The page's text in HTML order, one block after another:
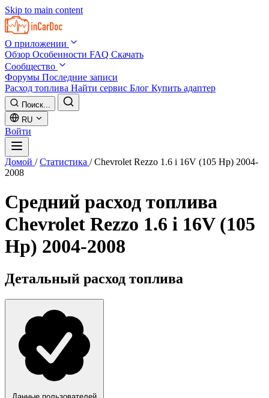
Skip to main content
О приложении
Обзор Особенности FAQ Скачать
Сообщество
Форумы Последние записи
Расход топлива Найти сервис Блог Купить адаптер
Поиск...
RU
Войти
Домой / Статистика / Chevrolet Rezzo 1.6 i 16V (105 Hp) 2004-
2008
Средний расход топлива
Chevrolet Rezzo 1.6 i 16V (105
Hp) 2004-2008
Детальный расход топлива